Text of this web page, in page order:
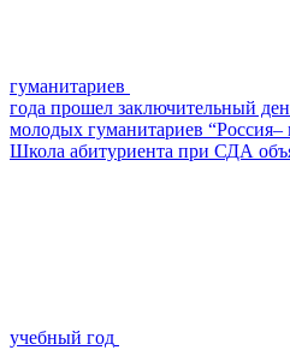
гуманитариев
года прошел заключительный
молодых гуманитариев “Россия–
Школа абитуриента при СДА
учебный год